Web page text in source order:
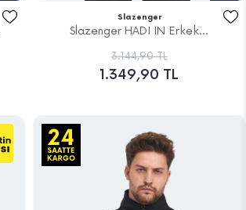
Slazenger
Slazenger HADI IN Erkek...
3.144,90 TL
1.349,90 TL